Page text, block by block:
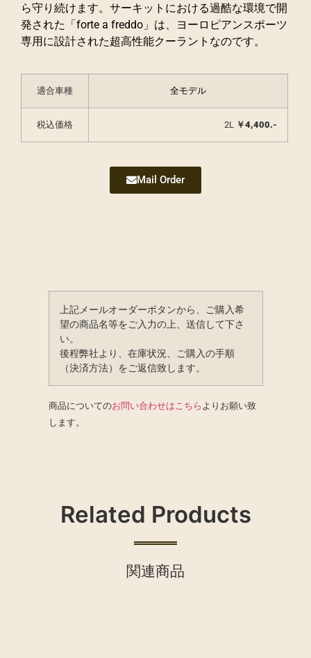
ら守り続けます。サーキットにおける過酷な環境で開
発された「forte a freddo」は、ヨーロピアンスポーツ
専用に設計された超高性能クーラントなのです。
適合車種 全モデル
税込価格 2L ￥4,400.-
Mail Order
上記メールオーダーボタンから、ご購入希
望の商品名等をご入力の上、送信して下さ
い。
後程弊社より、在庫状況、ご購入の手順
（決済方法）をご返信致します。
商品についてのお問い合わせはこちら よりお願い致
します。
Related Products
関連商品